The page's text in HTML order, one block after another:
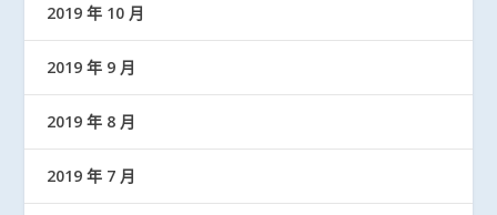
2019 年 10 月
2019 年 9 月
2019 年 8 月
2019 年 7 月